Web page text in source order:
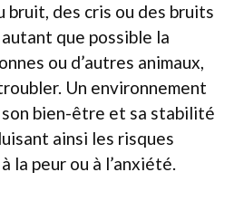
bruit, des cris ou des bruits
que possible la
ou d’autres animaux,
Un environnement
bien-être et sa stabilité
ainsi les risques
la peur ou à l’anxiété.